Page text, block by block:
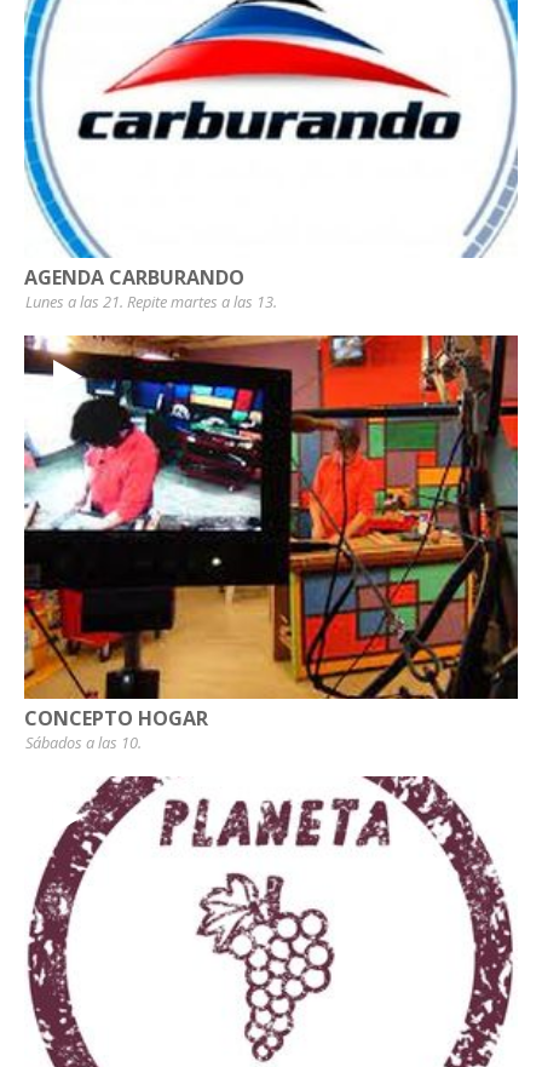
AGENDA CARBURANDO
Lunes a las 21. Repite martes a las 13.
CONCEPTO HOGAR
Sábados a las 10.